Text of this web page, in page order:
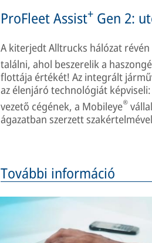
ProFleet Assist+ Gen 2:
A kiterjedt Alltrucks hálózat
találni, ahol beszerelik a
flottája értékét! Az integrált
az élenjáró technológiát
vezető cégének, a Mobileye®
ágazatban szerzett
További információ